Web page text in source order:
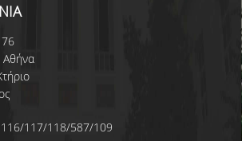
117/118/587/109